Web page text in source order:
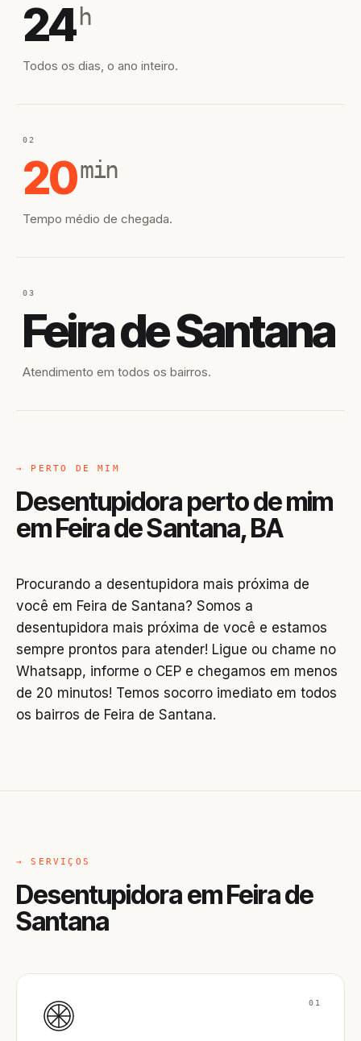
24 h
Todos os dias, o ano inteiro.
02
20min
Tempo médio de chegada.
03
Feira de Santana
Atendimento em todos os bairros.
→ PERTO DE MIM
Desentupidora perto de mim
em Feira de Santana, BA
Procurando a desentupidora mais próxima de
você em Feira de Santana? Somos a
desentupidora mais próxima de você e estamos
sempre prontos para atender! Ligue ou chame no
Whatsapp, informe o CEP e chegamos em menos
de 20 minutos! Temos socorro imediato em todos
os bairros de Feira de Santana.
→ SERVIÇOS
Desentupidora em Feira de
Santana
01